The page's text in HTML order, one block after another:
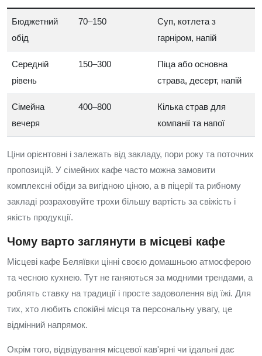
Бюджетний
обід
70–150
Суп, котлета з
гарніром, напій
Середній
рівень
150–300
Піца або основна
страва, десерт, напій
Сімейна
вечеря
400–800
Кілька страв для
компанії та напої
Ціни орієнтовні і залежать від закладу, пори року та поточних
пропозицій. У сімейних кафе часто можна замовити
комплексні обіди за вигідною ціною, а в піцерії та рибному
закладі розраховуйте трохи більшу вартість за свіжість і
якість продукції.
Чому варто заглянути в місцеві кафе
Місцеві кафе Беляївки цінні своєю домашньою атмосферою
та чесною кухнею. Тут не ганяються за модними трендами, а
роблять ставку на традиції і просте задоволення від їжі. Для
тих, хто любить спокійні місця та персональну увагу, це
відмінний напрямок.
Окрім того, відвідування місцевої кав'ярні чи їдальні дає